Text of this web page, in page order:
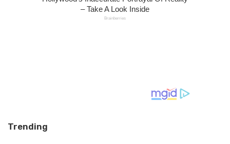
Trending